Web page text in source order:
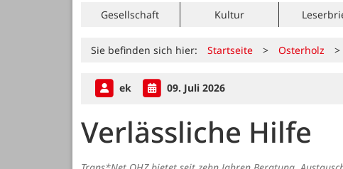
Gesellschaft Kultur
Sie befinden sich hier: Startseite > Osterholz >
ek 09. Juli 2026
Verlässliche Hilfe